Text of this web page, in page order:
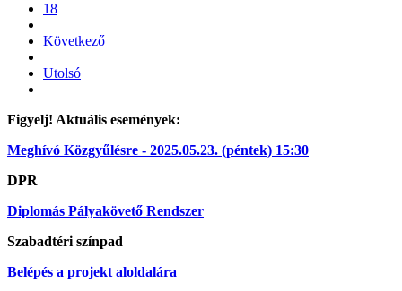
18
Következő
Utolsó
Figyelj! Aktuális események:
Meghívó Közgyűlésre - 2025.05.23. (péntek) 15:30
DPR
Diplomás Pályakövető Rendszer
Szabadtéri színpad
Belépés a projekt aloldalára